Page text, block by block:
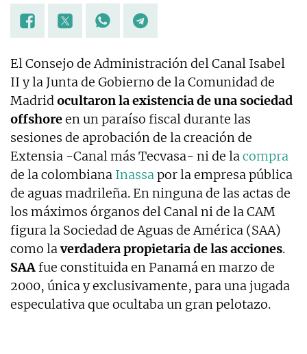
El Consejo de Administración del Canal Isabel
II y la Junta de Gobierno de la Comunidad de
Madridocultaron la existencia de una sociedad
offshoreen un paraíso fiscal durante las
sesiones de aprobación de la creación de
Extensia -Canal más Tecvasa- ni de lacompra
de la colombiana Inassapor la empresa pública
de aguas madrileña. En ninguna de las actas de
los máximos órganos del Canal ni de la CAM
figura la Sociedad de Aguas de América (SAA)
como laverdadera propietaria de las acciones.
SAAfue constituida en Panamá en marzo de
2000, única y exclusivamente, para una jugada
especulativa que ocultaba un gran pelotazo.